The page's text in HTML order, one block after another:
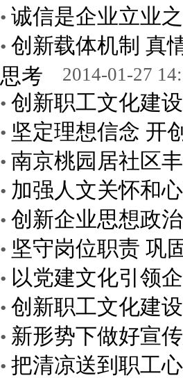
• 诚信是企业立业
• 创新载体机制 真
思考
2014-01-27
• 创新职工文化建
• 坚定理想信念 开
• 南京桃园居社区
• 加强人文关怀和
• 创新企业思想政
• 坚守岗位职责 巩
• 以党建文化引领
• 创新职工文化建
• 新形势下做好宣
• 把清凉送到职工